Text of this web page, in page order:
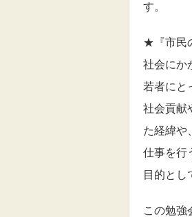
す。
★『市民
社会にか
若者にと
社会貢献
た経緯や、
仕事を行
目的とし
この勉強